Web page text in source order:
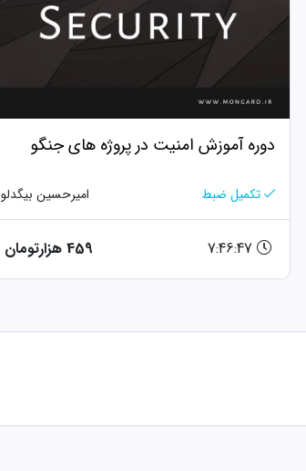
دوره آموزش امنیت در پروژه های جنگو
تکمیل ضبط امیرحسین بیگدلو
7:46:47 459 هزارتومان